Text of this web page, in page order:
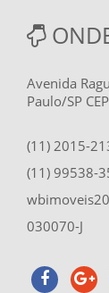
Avenida
Paulo/SP
(11) 2015-
(11) 99538-
030070-J